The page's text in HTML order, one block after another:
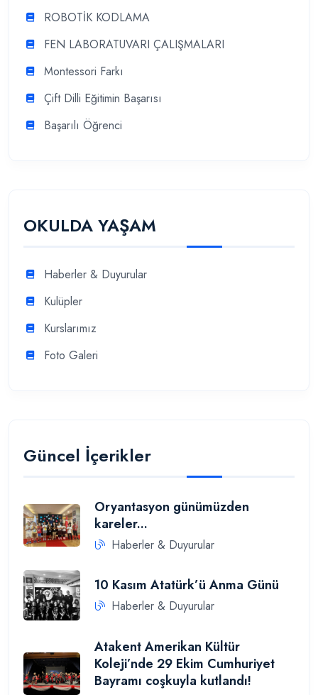
ROBOTİK KODLAMA
FEN LABORATUVARI ÇALIŞMALARI
Montessori Farkı
Çift Dilli Eğitimin Başarısı
Başarılı Öğrenci
OKULDA YAŞAM
Haberler & Duyurular
Kulüpler
Kurslarımız
Foto Galeri
Güncel İçerikler
Oryantasyon günümüzden
kareler...
Haberler & Duyurular
10 Kasım Atatürk’ü Anma Günü
Haberler & Duyurular
Atakent Amerikan Kültür
Koleji’nde 29 Ekim Cumhuriyet
Bayramı coşkuyla kutlandı!